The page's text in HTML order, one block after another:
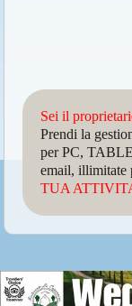
Sei il
Prendi la
per PC,
email, illimitate
TUA